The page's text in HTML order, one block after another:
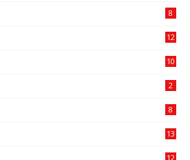
8
12
10
2
8
13
12